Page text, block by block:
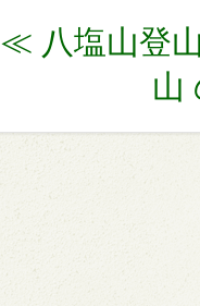
≪ 八塩山登
山